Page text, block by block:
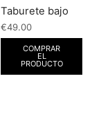
Taburete bajo
€49.00
COMPRAR
EL
PRODUCTO